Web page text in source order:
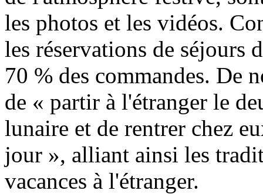
les photos et les vidéos.
les réservations de séjours
70 % des commandes. De
de « partir à l'étranger le
lunaire et de rentrer chez
jour », alliant ainsi les
vacances à l'étranger.